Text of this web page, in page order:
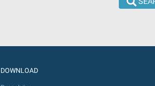
DOWNLOAD